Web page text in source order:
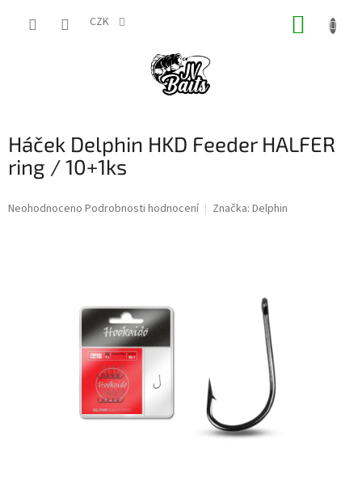
CZK
Háček Delphin HKD Feeder HALFER
ring / 10+1ks
Průměrné
Neohodnoceno Podrobnosti hodnocení Značka: Delphin